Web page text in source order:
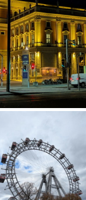
PXL 20251030